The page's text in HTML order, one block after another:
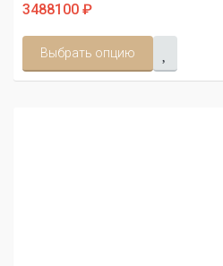
3488100 ₽
Выбрать опцию